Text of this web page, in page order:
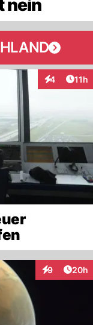
nein
4 11h
9
Interaktionen
20h